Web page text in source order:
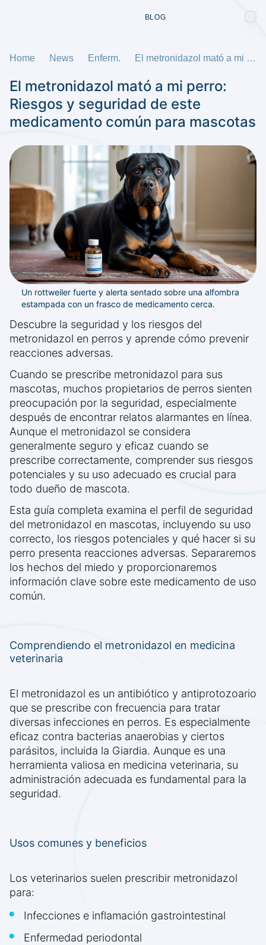
BLOG
Home News Enferm. El metronidazol mató a mi perro: Riesgos y seguridad de este medicamento común para mascotas
El metronidazol mató a mi perro:
Riesgos y seguridad de este
medicamento común para mascotas
Un rottweiler fuerte y alerta sentado sobre una alfombra
estampada con un frasco de medicamento cerca.
Descubre la seguridad y los riesgos del
metronidazol en perros y aprende cómo prevenir
reacciones adversas.
Cuando se prescribe metronidazol para sus
mascotas, muchos propietarios de perros sienten
preocupación por la seguridad, especialmente
después de encontrar relatos alarmantes en línea.
Aunque el metronidazol se considera
generalmente seguro y eficaz cuando se
prescribe correctamente, comprender sus riesgos
potenciales y su uso adecuado es crucial para
todo dueño de mascota.
Esta guía completa examina el perfil de seguridad
del metronidazol en mascotas, incluyendo su uso
correcto, los riesgos potenciales y qué hacer si su
perro presenta reacciones adversas. Separaremos
los hechos del miedo y proporcionaremos
información clave sobre este medicamento de uso
común.
Comprendiendo el metronidazol en medicina
veterinaria
El metronidazol es un antibiótico y antiprotozoario
que se prescribe con frecuencia para tratar
diversas infecciones en perros. Es especialmente
eficaz contra bacterias anaerobias y ciertos
parásitos, incluida la Giardia. Aunque es una
herramienta valiosa en medicina veterinaria, su
administración adecuada es fundamental para la
seguridad.
Usos comunes y beneficios
Los veterinarios suelen prescribir metronidazol
para:
Infecciones e inflamación gastrointestinal
Enfermedad periodontal